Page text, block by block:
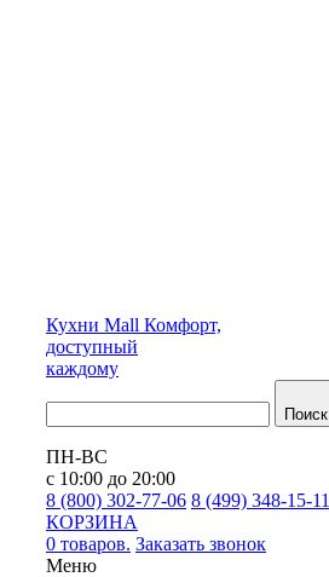
Кухни Mall Комфорт,
доступный
каждому
Поиск
ПН-ВС
с 10:00 до 20:00
8 (800) 302-77-06 8 (499) 348-15-11
КОРЗИНА
0 товаров. Заказать звонок
Меню